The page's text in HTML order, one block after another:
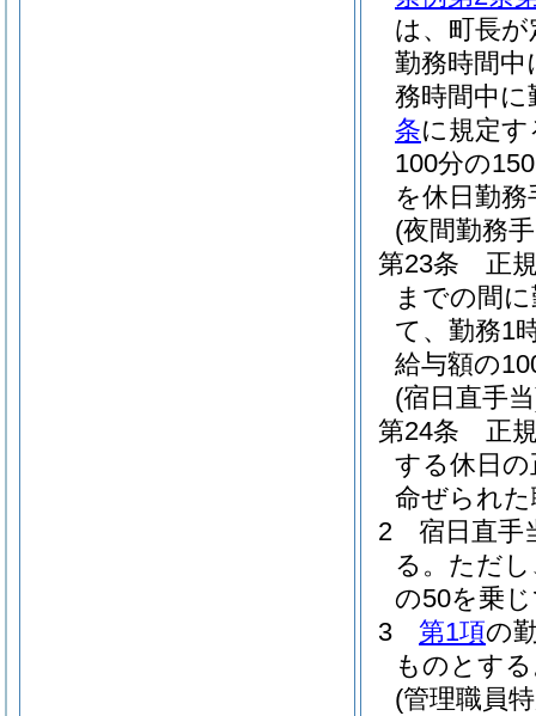
は、町長
勤務時間
務時間中
条に規定
100分の
を休日勤
(夜間勤務
第23条
正
までの間
て、勤務1
給与額の
(宿日直手
第24条
正
する休日
命ぜられ
2
宿日直手
る。 ただ
の50を乗
3
第1項の
ものとす
(管理職員